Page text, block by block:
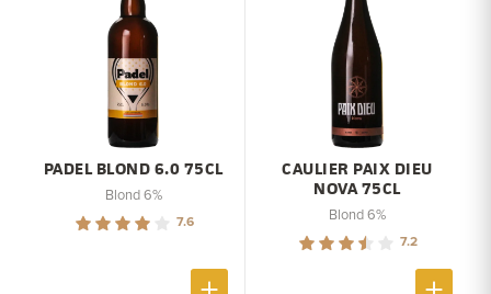
PADEL BLOND 6.0 75CL
Blond 6%
7.6
CAULIER PAIX DIEU
NOVA 75CL
Blond 6%
7.2